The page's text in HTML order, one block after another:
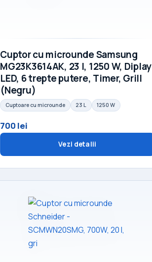
Cuptor cu microunde Samsung
MG23K3614AK, 23 l, 1250 W, Diplay
LED, 6 trepte putere, Timer, Grill
(Negru)
Cuptoare cu microunde 23 L 1250 W
700 lei
Vezi detalii